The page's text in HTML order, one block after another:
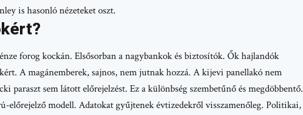
is hasonló nézeteket oszt.
forog kockán. Elsősorban a nagybankok és biztosítók. Ők hajlandók
A magánemberek, sajnos, nem jutnak hozzá. A kijevi panellakó nem
paraszt sem látott előrejelzést. Ez a különbség szembetűnő és megdöbbentő.
előrejelző modell. Adatokat gyűjtenek évtizedekről visszamenőleg. Politikai,